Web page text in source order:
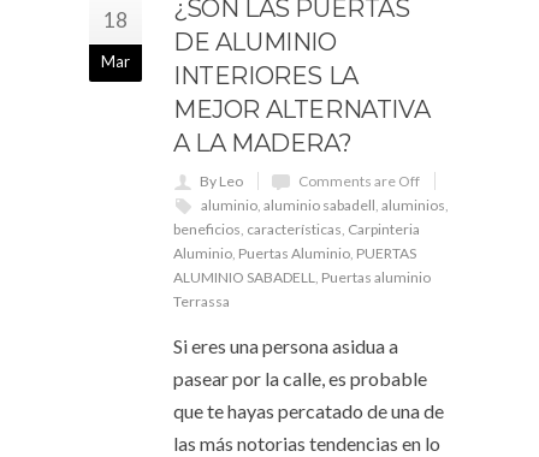
18
Mar
¿SON LAS PUERTAS
DE ALUMINIO
INTERIORES LA
MEJOR ALTERNATIVA
A LA MADERA?
By Leo
Comments are Off
aluminio, aluminio sabadell, aluminios,
beneficios, características, Carpinteria
Aluminio, Puertas Aluminio, PUERTAS
ALUMINIO SABADELL, Puertas aluminio
Terrassa
Si eres una persona asidua a
pasear por la calle, es probable
que te hayas percatado de una de
las más notorias tendencias en lo